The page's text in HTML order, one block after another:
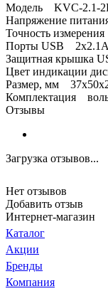
Модель KVC-2.1-
Напряжение
Точность
Порты USB
Защитная крышка
Цвет индикации
Размер, мм
Комплектация
Отзывы
Загрузка отзывов...
Нет отзывов
Добавить отзыв
Интернет-магазин
Каталог
Акции
Бренды
Компания